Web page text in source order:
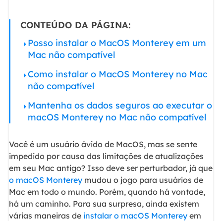
CONTEÚDO DA PÁGINA:
Posso instalar o MacOS Monterey em um
Mac não compatível
Como instalar o MacOS Monterey no Mac
não compatível
Mantenha os dados seguros ao executar o
macOS Monterey no Mac não compatível
Você é um usuário ávido de MacOS, mas se sente
impedido por causa das limitações de atualizações
em seu Mac antigo? Isso deve ser perturbador, já que
o macOS Montereymudou o jogo para usuários de
Mac em todo o mundo. Porém, quando há vontade,
há um caminho. Para sua surpresa, ainda existem
várias maneiras de instalar o macOS Montereyem